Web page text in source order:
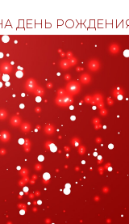
РОЖДЕНИЯ